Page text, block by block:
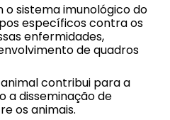
o sistema imunológico do
específicos contra os
enfermidades,
de quadros
contribui para a
a disseminação de
os animais.